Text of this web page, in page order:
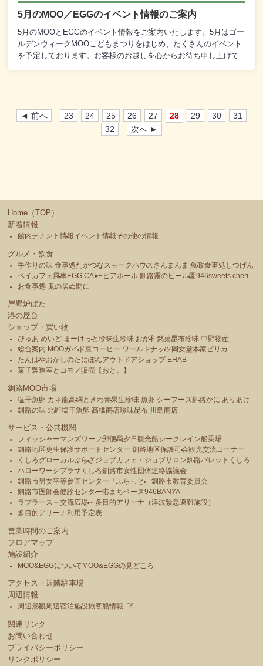
5月のMOO／EGGのイベント情報のご案内
5月のMOOとEGGのイベント情報をご案内いたします。5月はゴー
ルデンウィークMOOこどもまつりをはじめ、たくさんのイベント
を予定しております。お客様のお越しを心からお待ち申し上げて
料、そして“さわれる展示”などで春の釧路市動物園を ご紹介い
たします。◎ MOO岸壁炉ばた 臨時営業 5月1日(日)～5月5日
(木) 12：00～19：00 MOO前 エプロン広場 特設会場
前 特設会場 主催：MOOウォーターフロント会 ＜2
階 観光交流コーナー 特設会場では・・・＞ ・爬虫類＆
猛禽類大集合 ヘビ、カメ、カエル、小動物がやってく
一番早くゴールするかな？ 1位を当てよう！ ・爬虫類と記
念撮影 (無料) ・金魚すくい＆ザリガニ＆イモリ＆ウーパー
ルーパー釣り (有料) ・動物ふれあいコーナー (無料 ・
ちびっこ遊具広場 (無料 ・体験コーナー［有料］
「ちびっこネイル」 「バルーンアレンジ」ほか ・販売コ
ーナー 「コッコロ卵 & 焼菓子」(卵らんハウ
ス) 「カラフル風船＆ヨーヨー釣り」(スマイルズバルー
ン) 「手作り革小物」(馬木葉クラブ) 「大空
町特産品」(アンテナショップほのか) ＜1階 ミニミイ前
特設会場では・・・＞ ・体験コーナー［有料］
「くるみボタンのヘアアクセサリー」 「フワフワねん
どのお花作り」 他 ・ガラポン抽選会 MOO館内お
買い上げ3,000円ごとの当日のレシート1枚で 1回、
MOOお買い物券3,000円分などの賞品が当たる 「ガラ
ーマンズワーフカード ご入会・切替キャンペーン 5月3日(火)
～5月5日(木) 10：00～17：00 1階 大型水槽前 特設会
場 主催：日専連釧路◎ 第32回 釧路シャケの会 放流
式 5月5日(木) (セレモニー)10：30～、(放流式)11：00～
EGG前 エプロン広場 特設会場 (雨天時) EGG特設会場 [観
覧無料] 主催：釧路シャケの会 ◎ 国際交流サロン
(International Exchange Salon) 5月9日(月) 10：00～(シルバ
ーシャドーの出港までを予定) EGG特設会場 主催：釧路国
際交流の会◎ 東日本大震災 復興支援 第6回 チャリティフリ
ーマーケット 5月15日(日) 10：00～14：00 1階 郵便局
横 特設会場 主催：釧路北ローターアクトクラブ 釧路北
ローターアクトクラブによる、衣類や雑貨、文具などを販売す
る チャリティフリーマーケットを開催します。 なお、こ
のイベントの売上金は東日本大震災の復興支援金として全額
を 寄付いたします。◎ ハンギングバスケット講習会 5月
21日(土) 10：00～12：00 EGG特設会場 [参加には事前申し
込みが必要です。] 主催：ガーデンアイランド北海道 道東の
会◎ 第11回 手しごと市場 5月22日(日) 10：00～16：
00 1階 郵便局横 特設会場 主催：謝謝studio、atelier
chico、koyagi◎ 釧路交響楽団 EGGミニコンサート 5月22
◄ 前へ 23 24 25 26 27 28 29 30
31
32
次へ ►
Home（TOP）
新着情報
館内テナント情報イベント情報その他の情報
グルメ・飲食
手作りの味 食事処たかつな スモークハウス さんまんま 魚政食事処しつげん
ベイカフェ風車EGG CAFEビアホール 釧路霧のビール園946sweets cheri
お食事処 鬼の居ぬ間に
岸壁炉ばた
港の屋台
ショップ・買い物
ぴゅあ めいど まーけっと珍味生珍味 おが和銘菓昆布珍味 中野物産
総合案内 MOOガイド 豆コーヒー ワールドナッツ 岡女堂本家 ピリカ
たんばやおかしのたにぽんアウトドアショップ EHAB
菓子製造室とコモノ販売【おと。】
釧路MOO市場
塩干魚卵 カネ龍高綱 ときわ青果生珍味 魚卵 シーフーズ釧路かに ありあけ
釧路の味 北匠塩干魚卵 高橋商店珍味昆布 川島商店
サービス・公共機関
フィッシャーマンズワーフ郵便局夕日観光船シークレイン船乗場
釧路地区更生保護サポートセンター 釧路地区保護司会観光交流コーナー
くしろグローカルぷらざジョブカフェ・ジョブサロン釧路パレットくしろ
ハローワークプラザくしろ釧路市女性団体連絡協議会
釧路市男女平等参画センター「ふらっと」釧路市教育委員会
釧路市医師会健診センター港まちベース946BANYA
ラプラース～交流広場～ 多目的アリーナ（津波緊急避難施設）
多目的アリーナ利用予定表
営業時間のご案内
フロアマップ
施設紹介
MOO&EGGについて MOO&EGGの見どころ
アクセス・近隣駐車場
周辺情報
周辺景観周辺宿泊施設旅客船情報
関連リンク
お問い合わせ
プライバシーポリシー
リンクポリシー